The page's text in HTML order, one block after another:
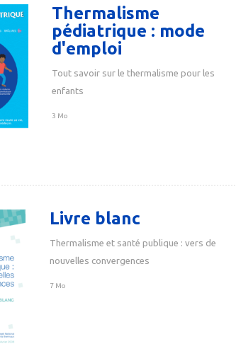
Thermalisme
pédiatrique : mode
d'emploi
Tout savoir sur le thermalisme pour les
enfants
3 Mo
Livre blanc
Thermalisme et santé publique : vers de
nouvelles convergences
7 Mo